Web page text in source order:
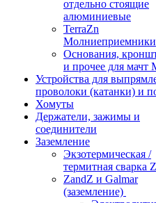
отдельно стоящие
алюминиевые
TerraZn
Молниеприемники
Основания,
и прочее для
Устройства для
проволоки (катанки) и
Хомуты
Держатели, зажимы и
соединители
Заземление
Экзотермическая /
термитная сварка
ZandZ и Galmar
(заземление)